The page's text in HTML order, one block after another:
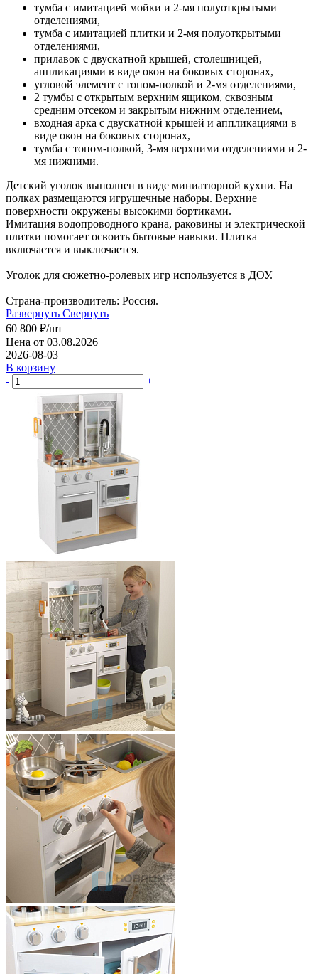
тумба с имитацией мойки и 2-мя полуоткрытыми
отделениями,
тумба с имитацией плитки и 2-мя полуоткрытыми
отделениями,
прилавок с двускатной крышей, столешницей,
аппликациями в виде окон на боковых сторонах,
угловой элемент с топом-полкой и 2-мя отделениями,
2 тумбы с открытым верхним ящиком, сквозным
средним отсеком и закрытым нижним отделением,
входная арка с двускатной крышей и аппликациями в
виде окон на боковых сторонах,
тумба с топом-полкой, 3-мя верхними отделениями и 2-
мя нижними.
Детский уголок выполнен в виде миниатюрной кухни. На
полках размещаются игрушечные наборы. Верхние
поверхности окружены высокими бортиками.
Имитация водопроводного крана, раковины и электрической
плитки помогает освоить бытовые навыки. Плитка
включается и выключается.
Уголок для сюжетно-ролевых игр используется в ДОУ.
Страна-производитель: Россия.
Развернуть Свернуть
60 800 ₽/шт
Цена от 03.08.2026
2026-08-03
В корзину
-
+